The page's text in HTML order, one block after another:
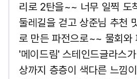
리로 2탄을~~ 너무 일찍 도
둘레길을 걷고 상준님 추천
로 만든 파전으로~~ 물회와
'메이드림' 스테인드글라스
상까지 층층이 색다른 느낌